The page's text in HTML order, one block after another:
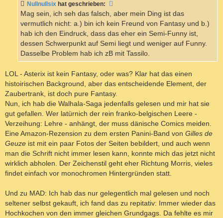
r
a
Nullnullsix hat geschrieben:
Mag sein, ich seh das falsch, aber mein Ding ist das
vermutlich nicht: a.) bin ich kein Freund von Fantasy und b.)
hab ich den Eindruck, dass das eher ein Semi-Funny ist,
dessen Schwerpunkt auf Semi liegt und weniger auf Funny.
Dasselbe Problem hab ich zB mit Tassilo.
LOL - Asterix ist kein Fantasy, oder was? Klar hat das einen
histoirischen Background, aber das entscheidende Element, der
Zaubertrank, ist doch pure Fantasy.
Nun, ich hab die Walhala-Saga jedenfalls gelesen und mir hat sie
gut gefallen. Wer latürnich der rein franko-belgischen Leere -
Verzeihung: Lehre - anhängt, der muss dänische Comics meiden.
Eine Amazon-Rezension zu dem ersten Panini-Band von Gilles de
Geuze ist mit ein paar Fotos der Seiten bebildert, und auch wenn
man die Schrift nicht immer lesen kann, konnte mich das jetzt nicht
wirklich abholen. Der Zeichenstil geht eher Richtung Morris, vieles
findet einfach vor monochromen Hintergründen statt.
Und zu MAD: Ich hab das nur gelegentlich mal gelesen und noch
seltener selbst gekauft, ich fand das zu repitativ: Immer wieder das
Hochkochen von den immer gleichen Grundgags. Da fehlte es mir